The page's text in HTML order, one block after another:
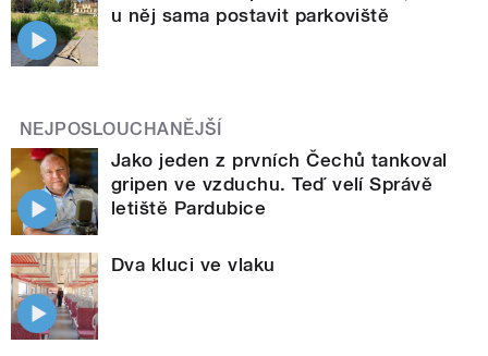
u něj sama postavit parkoviště
NEJPOSLOUCHANĚJŠÍ
Jako jeden z prvních Čechů tankoval
gripen ve vzduchu. Teď velí Správě
letiště Pardubice
Dva kluci ve vlaku